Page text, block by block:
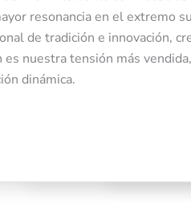
resonancia en el extremo
de tradición e innovación,
es nuestra tensión más
dinámica.
• Calibre
• Material
Ya sea que